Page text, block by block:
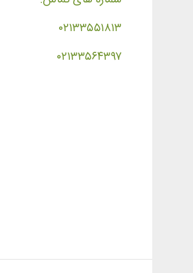
۰۲۱۳۳۵۵۱۸۱۳
۰۲۱۳۳۵۶۴۳۹۷